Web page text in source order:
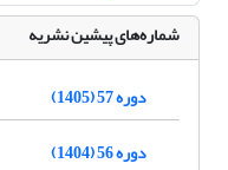
شماره‌های پیشین نشریه
دوره 57 (1405)
دوره 56 (1404)